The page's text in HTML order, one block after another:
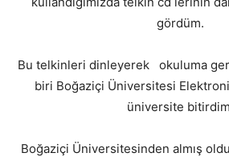
gördüm.
Bu telkinleri dinleyerek okuluma geri
biri Boğaziçi Üniversitesi
üniversite
Boğaziçi Üniversitesinden almış